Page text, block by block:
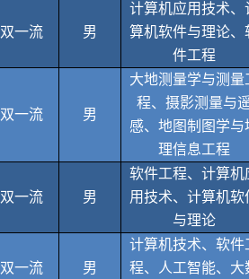
双一流 男
计算机应用技术、
算机软件与理论、
件工程
双一流 男
大地测量学与测量
程、摄影测量与
感、地图制图学与
理信息工程
双一流 男
软件工程、计算机
用技术、计算机软
与理论
双一流 男
计算机技术、软件
程、人工智能、大